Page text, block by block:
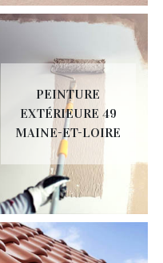
PEINTURE
EXTÉRIEURE 49
MAINE-ET-LOIRE